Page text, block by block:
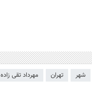
شهر تهران مهرداد تقی زاده